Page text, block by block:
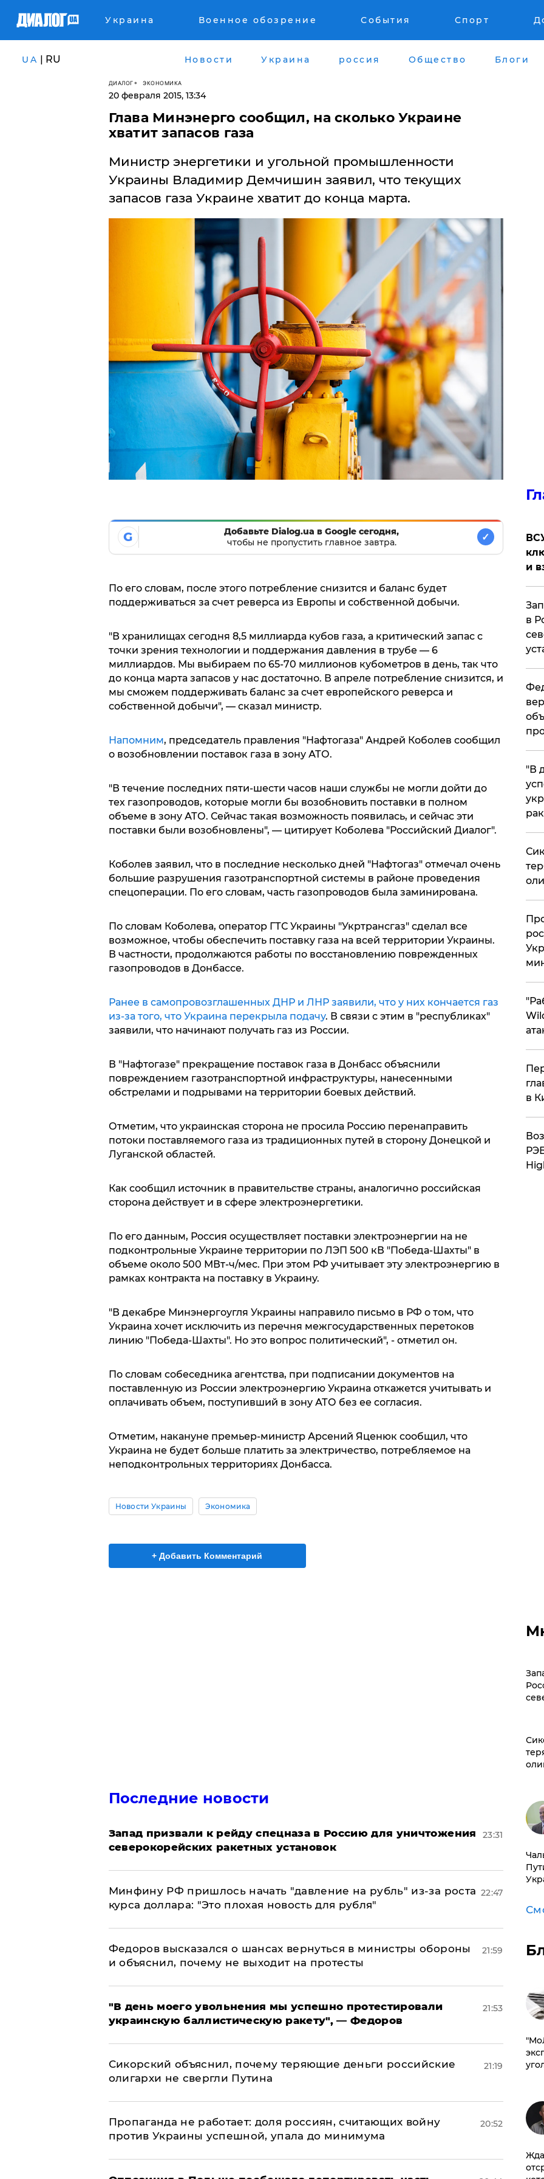
Украина Военное обозрение События Спорт
UA | RU Новости Украина россия Общество Блоги
ДИАЛОГ ЭКОНОМИКА
20 февраля 2015, 13:34
Глава Минэнерго сообщил, на сколько Украине
хватит запасов газа
Министр энергетики и угольной промышленности
Украины Владимир Демчишин заявил, что текущих
запасов газа Украине хватит до конца марта.
G
Добавьте Dialog.ua в Google сегодня,
чтобы не пропустить главное завтра.
✓
По его словам, после этого потребление снизится и баланс будет
поддерживаться за счет реверса из Европы и собственной добычи.
"В хранилищах сегодня 8,5 миллиарда кубов газа, а критический запас с
точки зрения технологии и поддержания давления в трубе — 6
миллиардов. Мы выбираем по 65-70 миллионов кубометров в день, так что
до конца марта запасов у нас достаточно. В апреле потребление снизится, и
мы сможем поддерживать баланс за счет европейского реверса и
собственной добычи", — сказал министр.
Напомним, председатель правления "Нафтогаза" Андрей Коболев сообщил
о возобновлении поставок газа в зону АТО.
"В течение последних пяти-шести часов наши службы не могли дойти до
тех газопроводов, которые могли бы возобновить поставки в полном
объеме в зону АТО. Сейчас такая возможность появилась, и сейчас эти
поставки были возобновлены", — цитирует Коболева "Российский Диалог".
Коболев заявил, что в последние несколько дней "Нафтогаз" отмечал очень
большие разрушения газотранспортной системы в районе проведения
спецоперации. По его словам, часть газопроводов была заминирована.
По словам Коболева, оператор ГТС Украины "Укртрансгаз" сделал все
возможное, чтобы обеспечить поставку газа на всей территории Украины.
В частности, продолжаются работы по восстановлению поврежденных
газопроводов в Донбассе.
Ранее в самопровозглашенных ДНР и ЛНР заявили, что у них кончается газ
из-за того, что Украина перекрыла подачу. В связи с этим в "республиках"
заявили, что начинают получать газ из России.
В "Нафтогазе" прекращение поставок газа в Донбасс объяснили
повреждением газотранспортной инфраструктуры, нанесенными
обстрелами и подрывами на территории боевых действий.
Отметим, что украинская сторона не просила Россию перенаправить
потоки поставляемого газа из традиционных путей в сторону Донецкой и
Луганской областей.
Как сообщил источник в правительстве страны, аналогично российская
сторона действует и в сфере электроэнергетики.
По его данным, Россия осуществляет поставки электроэнергии на не
подконтрольные Украине территории по ЛЭП 500 кВ "Победа-Шахты" в
объеме около 500 МВт-ч/мес. При этом РФ учитывает эту электроэнергию в
рамках контракта на поставку в Украину.
"В декабре Минэнергоугля Украины направило письмо в РФ о том, что
Украина хочет исключить из перечня межгосударственных перетоков
линию "Победа-Шахты". Но это вопрос политический", - отметил он.
По словам собеседника агентства, при подписании документов на
поставленную из России электроэнергию Украина откажется учитывать и
оплачивать объем, поступивший в зону АТО без ее согласия.
Отметим, накануне премьер-министр Арсений Яценюк сообщил, что
Украина не будет больше платить за электричество, потребляемое на
неподконтрольных территориях Донбасса.
Новости Украины Экономика
+ Добавить Комментарий
Последние новости
Запад призвали к рейду спецназа в Россию для уничтожения
северокорейских ракетных установок
23:31
Минфину РФ пришлось начать "давление на рубль" из-за роста
курса доллара: "Это плохая новость для рубля"
22:47
Федоров высказался о шансах вернуться в министры обороны
и объяснил, почему не выходит на протесты
21:59
​"В день моего увольнения мы успешно протестировали
украинскую баллистическую ракету", — Федоров
21:53
Сикорский объяснил, почему теряющие деньги российские
олигархи не свергли Путина
21:19
​Пропаганда не работает: доля россиян, считающих войну
против Украины успешной, упала до минимума
20:52
и
в
​"В
в